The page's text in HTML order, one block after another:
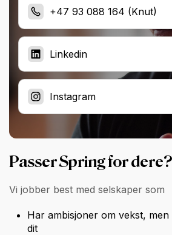
+47 93 088 164 (Knut)
Linkedin
Instagram
Passer Spring for dere?
Vi jobber best med selskaper som
Har ambisjoner om vekst,
dit